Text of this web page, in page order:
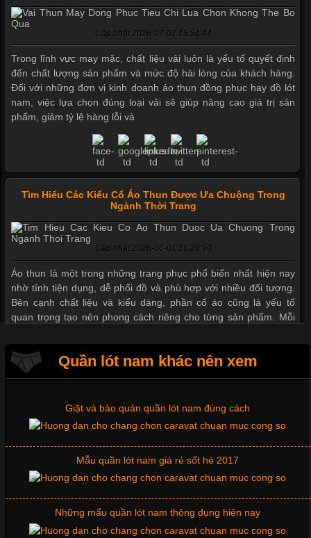
Cập nhật 2026-07-07 15:54:44
Trong lĩnh vực may mặc, chất liệu vải luôn là yếu tố quyết định
đến chất lượng sản phẩm và mức độ hài lòng của khách hàng.
Đối với những đơn vị kinh doanh áo thun đồng phục hay đồ lót
nam, việc lựa chọn đúng loại vải sẽ giúp nâng cao giá trị sản
phẩm, giảm tỷ lệ hàng lỗi và
Tìm Hiểu Các Kiểu Cổ Áo Thun Được Ưa Chuộng Trong
Ngành Thời Trang
Cập nhật 2026-06-01 16:20:50
Áo thun là một trong những trang phục phổ biến nhất hiện nay
nhờ tính tiện dụng, dễ phối đồ và phù hợp với nhiều đối tượng.
Bên cạnh chất liệu và kiểu dáng, phần cổ áo cũng là yếu tố
quan trọng tạo nên phong cách riêng cho từng sản phẩm. Mỗi
Những Mẫu Áo Thun Đồng Phục Công Ty Được Ưa
Chuộng Hiện Nay
Cập nhật 2026-06-01 14:23:34
chuyên nghiệp đóng vai trò quan trọng đối với sự phát triển của
doanh nghiệp. Một trong những giải pháp hiệu quả được nhiều
đơn vị lựa chọn hiện nay là sử dụng áo thun đồng phục công ty.
Quần lót nam khác nên xem
Mẫu quần short quần lót nam nữ hè thu 2017
Thị hiều quần lót nam bơi lội nam và nữ 2017
Xu hướng thời trang trẻ và quần lót nam giá sỉ
Giặt và bảo quản quần lót nam đúng cách
Mẫu quần lót nam giá rẻ sốt hè 2017
Những mẩu quần lót nam thông dụng hiện nay